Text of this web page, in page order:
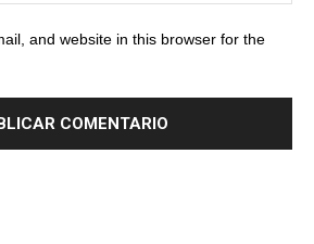
and website in this browser for the